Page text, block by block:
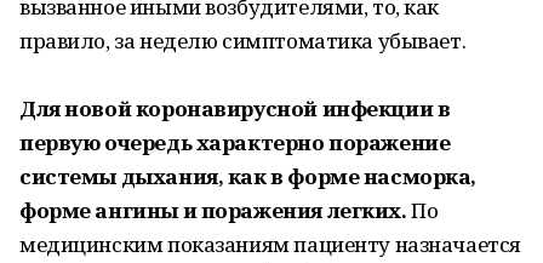
вызванное иными возбудителями, то, как
правило, за неделю симптоматика убывает.
Для новой коронавирусной инфекции в
первую очередь характерно поражение
системы дыхания, как в форме насморка,
форме ангины и поражения легких.По
медицинским показаниям пациенту назначается